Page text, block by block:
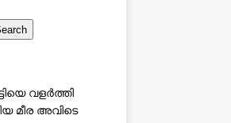
വളർത്തി
മീര അവിടെ